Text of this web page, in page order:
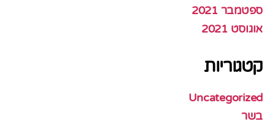
ספטמבר 2021
אוגוסט 2021
קטגוריות
Uncategorized
בשר